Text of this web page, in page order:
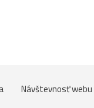
Návštevnosť webu